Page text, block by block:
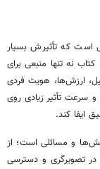
که تأثیرش بسیار
نه تنها منبعی برای
ارزش‌ها، هویت فردی
سرعت تأثیر زیادی روی
ایفا کند.
و مسائلی است؛ از
تصویرگری و دسترسی